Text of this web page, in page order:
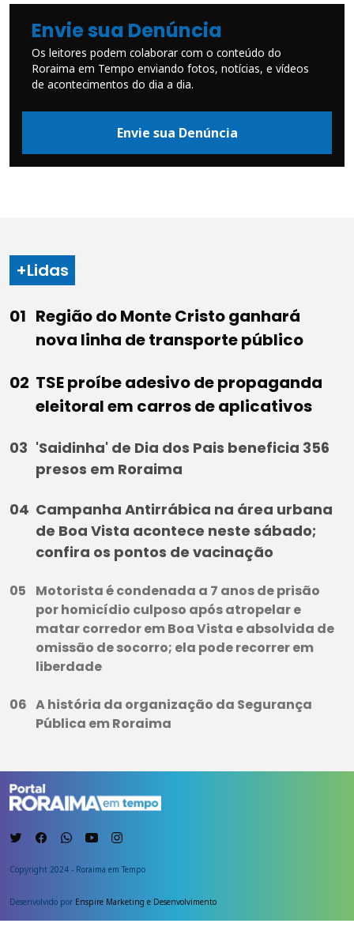
Envie sua Denúncia
Os leitores podem colaborar com o conteúdo do
Roraima em Tempo enviando fotos, notícias, e vídeos
de acontecimentos do dia a dia.
Envie sua Denúncia
+Lidas
Região do Monte Cristo ganhará
nova linha de transporte público
TSE proíbe adesivo de propaganda
eleitoral em carros de aplicativos
'Saidinha' de Dia dos Pais beneficia 356
presos em Roraima
Campanha Antirrábica na área urbana
de Boa Vista acontece neste sábado;
confira os pontos de vacinação
Motorista é condenada a 7 anos de prisão
por homicídio culposo após atropelar e
matar corredor em Boa Vista e absolvida de
omissão de socorro; ela pode recorrer em
liberdade
A história da organização da Segurança
Pública em Roraima
Copyright 2024 - Roraima em Tempo
Desenvolvido por Enspire Marketing e Desenvolvimento